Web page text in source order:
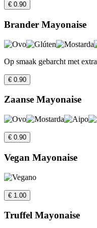
€ 0.90
Brander Mayonaise
Op smaak gebarcht met
€ 0.90
Zaanse Mayonaise
€ 0.90
Vegan Mayonaise
€ 1.00
Truffel Mayonaise